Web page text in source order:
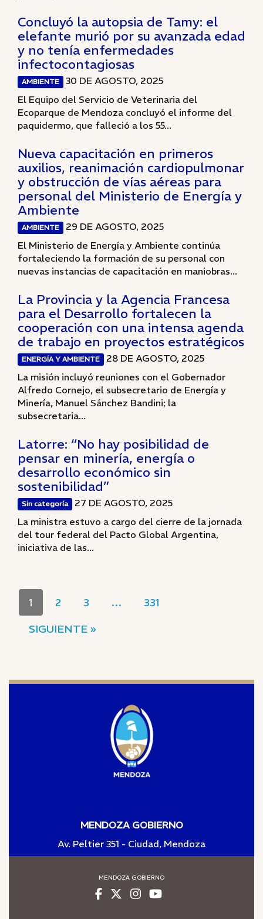
Concluyó la autopsia de Tamy: el
elefante murió por su avanzada edad
y no tenía enfermedades
infectocontagiosas
AMBIENTE
30 DE AGOSTO, 2025
El Equipo del Servicio de Veterinaria del
Ecoparque de Mendoza concluyó el informe del
paquidermo, que falleció a los 55...
Nueva capacitación en primeros
auxilios, reanimación cardiopulmonar
y obstrucción de vías aéreas para
personal del Ministerio de Energía y
Ambiente
AMBIENTE
29 DE AGOSTO, 2025
El Ministerio de Energía y Ambiente continúa
fortaleciendo la formación de su personal con
nuevas instancias de capacitación en maniobras...
La Provincia y la Agencia Francesa
para el Desarrollo fortalecen la
cooperación con una intensa agenda
de trabajo en proyectos estratégicos
ENERGÍA Y AMBIENTE
28 DE AGOSTO, 2025
La misión incluyó reuniones con el Gobernador
Alfredo Cornejo, el subsecretario de Energía y
Minería, Manuel Sánchez Bandini; la
subsecretaria...
Latorre: “No hay posibilidad de
pensar en minería, energía o
desarrollo económico sin
sostenibilidad”
Sin categoría
27 DE AGOSTO, 2025
La ministra estuvo a cargo del cierre de la jornada
del tour federal del Pacto Global Argentina,
iniciativa de las...
1 2 3 …
331
SIGUIENTE »
MENDOZA GOBIERNO
Av. Peltier 351 - Ciudad, Mendoza
MENDOZA GOBIERNO